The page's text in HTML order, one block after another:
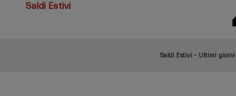
Saldi Estivi
Saldi Estivi - Ultimi giorni